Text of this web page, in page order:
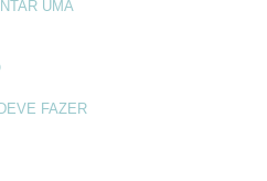
UMA
FAZER